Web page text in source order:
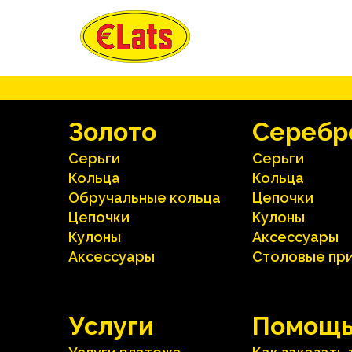
Зoлoтo
Серьги
Кольца
Oбручальные кольца
Цепочки
Кулоны
Аксесcуары
Серьги
Кольца
Цепочки
Кулоны
Аксесcуары
Столовые
Услуги